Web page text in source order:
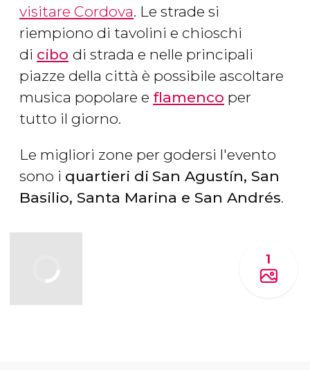
visitare Cordova. Le strade si
riempiono di tavolini e chioschi
di cibo di strada e nelle principali
piazze della città è possibile ascoltare
musica popolare e flamenco per
tutto il giorno.
Le migliori zone per godersi l'evento
sono i quartieri di San Agustín, San
Basilio, Santa Marina e San Andrés.
1